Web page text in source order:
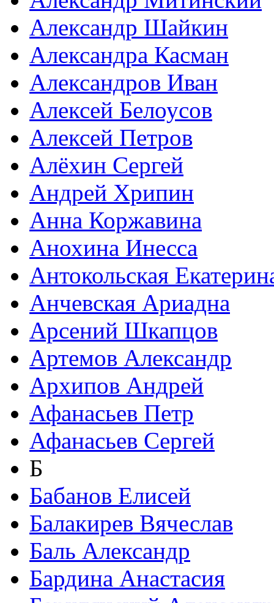
Александр Шайкин
Александра Касман
Александров Иван
Алексей Белоусов
Алексей Петров
Алёхин Сергей
Андрей Хрипин
Анна Коржавина
Анохина Инесса
Антокольская
Анчевская Ариадна
Арсений Шкапцов
Артемов Александр
Архипов Андрей
Афанасьев Петр
Афанасьев Сергей
Б
Бабанов Елисей
Балакирев Вячеслав
Баль Александр
Бардина Анастасия